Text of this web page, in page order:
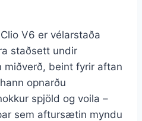
V6 er vélarstaða
staðsett undir
miðverð, beint fyrir aftan
opnarðu
spjöld og voila –
sem aftursætin myndu